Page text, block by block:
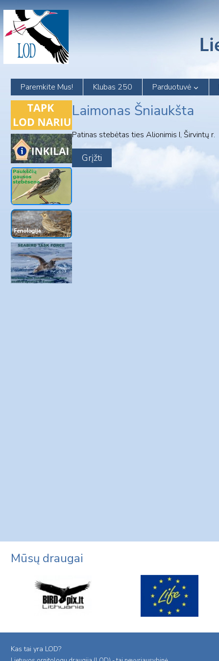
content
Paremkite Mus! Klubas 250 Parduotuvė
Laimonas Šniaukšta
Patinas stebėtas ties Alionimis I, Širvintų r.
Mūsų draugai
Kas tai yra LOD?